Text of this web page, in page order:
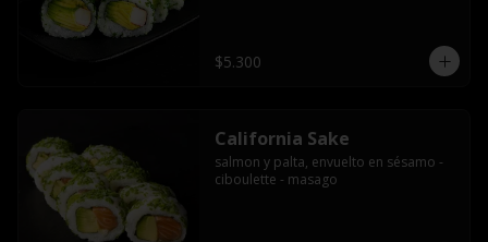
$5.300
California Sake
salmon y palta, envuelto en sésamo -
ciboulette - masago